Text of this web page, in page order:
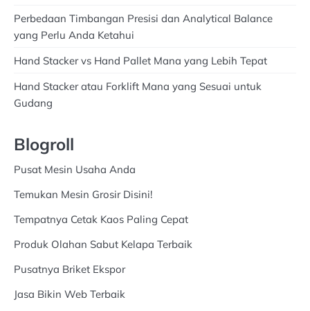
Perbedaan Timbangan Presisi dan Analytical Balance
yang Perlu Anda Ketahui
Hand Stacker vs Hand Pallet Mana yang Lebih Tepat
Hand Stacker atau Forklift Mana yang Sesuai untuk
Gudang
Blogroll
Pusat Mesin Usaha Anda
Temukan Mesin Grosir Disini!
Tempatnya Cetak Kaos Paling Cepat
Produk Olahan Sabut Kelapa Terbaik
Pusatnya Briket Ekspor
Jasa Bikin Web Terbaik